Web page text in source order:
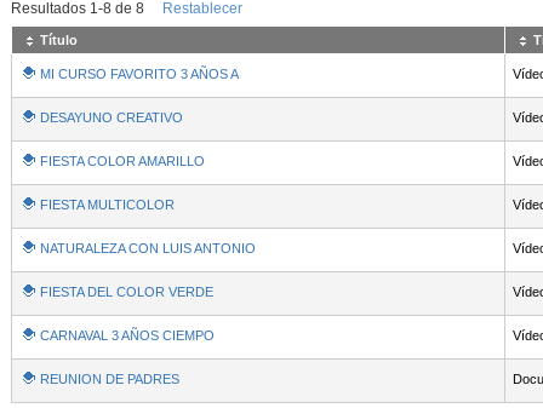
Resultados 1-8de 8 Restablecer
Título
MI CURSO FAVORITO 3 AÑOS A
DESAYUNO CREATIVO
FIESTA COLOR AMARILLO
FIESTA MULTICOLOR
NATURALEZA CON LUIS ANTONIO
FIESTA DEL COLOR VERDE
CARNAVAL 3 AÑOS CIEMPO
REUNION DE PADRES